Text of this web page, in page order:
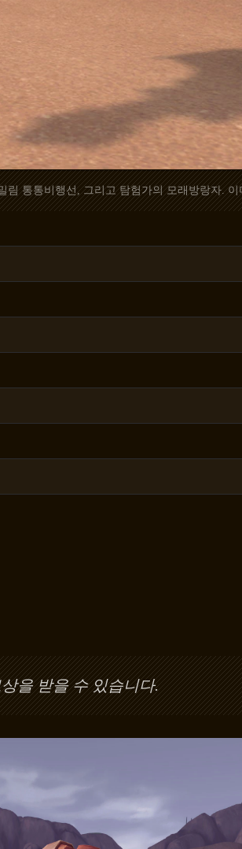
통통비행선, 그리고 탐험가의 모래방랑자.
을 받을 수 있습니다.